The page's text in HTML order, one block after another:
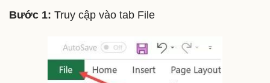
Bước 1: Truy cập vào tab File